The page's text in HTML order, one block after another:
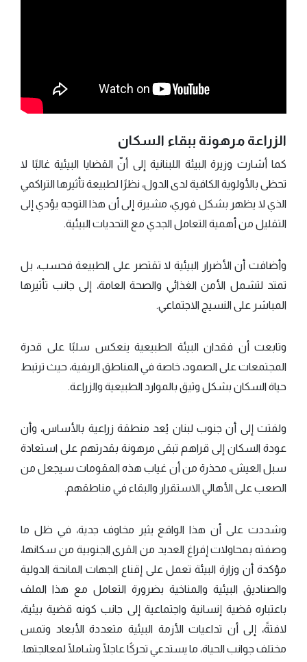
الزراعة مرهونة ببقاء السكان
كما أشارت وزيرة البيئة اللبنانية إلى أنّ القضايا البيئية غالبًا لا
تحظى بالأولوية الكافية لدى الدول، نظرًا لطبيعة تأثيرها التراكمي
الذي لا يظهر بشكل فوري، مشيرة إلى أن هذا التوجه يؤدي إلى
التقليل من أهمية التعامل الجدي مع التحديات البيئية.
وأضافت أن الأضرار البيئية لا تقتصر على الطبيعة فحسب، بل
تمتد لتشمل الأمن الغذائي والصحة العامة، إلى جانب تأثيرها
المباشر على النسيج الاجتماعي.
وتابعت أن فقدان البيئة الطبيعية ينعكس سلبًا على قدرة
المجتمعات على الصمود، خاصة في المناطق الريفية، حيث ترتبط
حياة السكان بشكل وثيق بالموارد الطبيعية والزراعة.
ولفتت إلى أن جنوب لبنان يُعد منطقة زراعية بالأساس، وأن
عودة السكان إلى قراهم تبقى مرهونة بقدرتهم على استعادة
سبل العيش، محذرة من أن غياب هذه المقومات سيجعل من
الصعب على الأهالي الاستقرار والبقاء في مناطقهم.
وشددت على أن هذا الواقع يثير مخاوف جدية، في ظل ما
وصفته بمحاولات إفراغ العديد من القرى الجنوبية من سكانها،
مؤكدة أن وزارة البيئة تعمل على إقناع الجهات المانحة الدولية
والصناديق البيئية والمناخية بضرورة التعامل مع هذا الملف
باعتباره قضية إنسانية واجتماعية إلى جانب كونه قضية بيئية،
لافتةً، إلى أن تداعيات الأزمة البيئية متعددة الأبعاد وتمس
مختلف جوانب الحياة، ما يستدعي تحركًا عاجلًا وشاملًا لمعالجتها.